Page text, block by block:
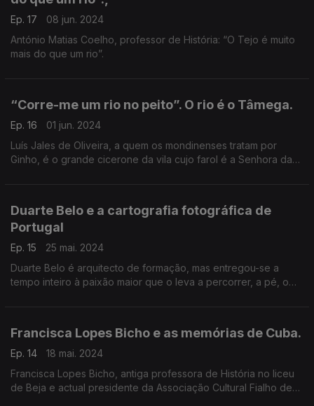
Ep. 17
08 jun. 2024
António Matias Coelho, professor de História: “O Tejo é muito
mais do que um rio”.
“Corre-me um rio no peito”. O rio é o Tâmega.
Ep. 16
01 jun. 2024
Luís Jales de Oliveira, a quem os mondinenses tratam por
Ginho, é o grande cicerone da vila cujo farol é a Senhora da
Duarte Belo e a cartografia fotográfica de
Portugal
Ep. 15
25 mai. 2024
Duarte Belo é arquitecto de formação, mas entregou-se a
tempo inteiro à paixão maior que o leva a percorrer, a pé, o
Francisca Lopes Bicho e as memórias de Cuba.
Ep. 14
18 mai. 2024
Francisca Lopes Bicho, antiga professora de História no liceu
de Beja e actual presidente da Associação Cultural Fialho de